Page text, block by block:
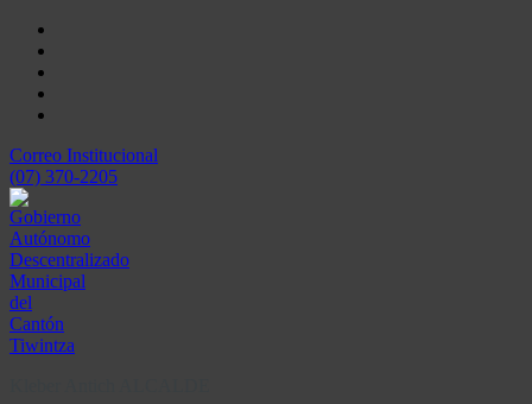
Skip
content
Correo Institucional
(07) 370-2205